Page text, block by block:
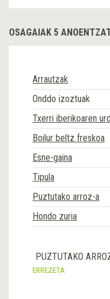
OSAGAIAK 5
Arrautzak
Onddo izoztuak
Txerri iberikoaren
Boilur beltz freskoa
Esne-gaina
Tipula
Puztutako arroz-a
Hondo zuria
PUZTUTAKO
ERREZETA